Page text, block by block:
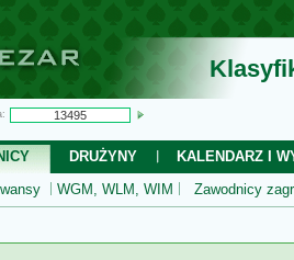
DRUŻYNY
KALENDARZ I
WGM, WLM, WIM Zawodnicy